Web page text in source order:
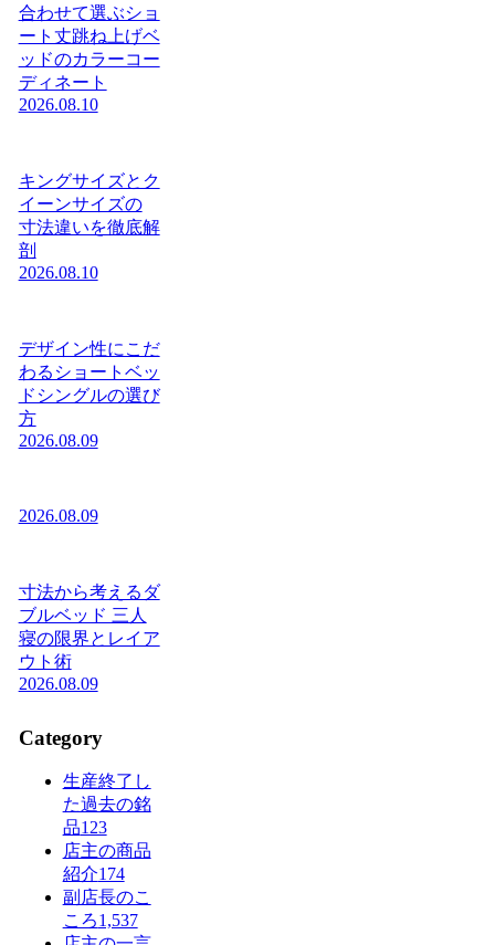
合わせて選ぶショ
ート丈跳ね上げベ
ッドのカラーコー
ディネート
2026.08.10
キングサイズとク
イーンサイズの
寸法違いを徹底解
剖
2026.08.10
デザイン性にこだ
わるショートベッ
ドシングルの選び
方
2026.08.09
2026.08.09
寸法から考えるダ
ブルベッド 三人
寝の限界とレイア
ウト術
2026.08.09
Category
生産終了し
た過去の銘
品123
店主の商品
紹介174
副店長のこ
ころ1,537